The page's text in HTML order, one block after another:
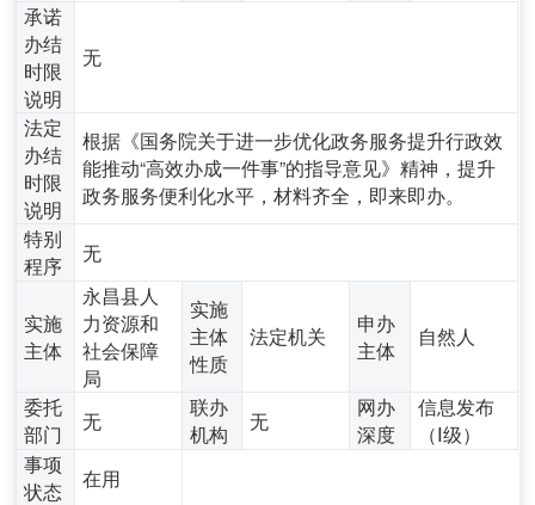
承诺
办结
时限
说明
无
法定
办结
时限
说明
根据《国务院关于进一步优化政务服务提升行政效
能推动“高效办成一件事”的指导意见》精神，提升
政务服务便利化水平，材料齐全，即来即办。
特别
程序
无
实施
主体
永昌县人
力资源和
社会保障
局
实施
主体
性质
法定机关
申办
主体
自然人
委托
部门
无
联办
机构
无
网办
深度
信息发布
（Ⅰ级）
事项
状态
在用